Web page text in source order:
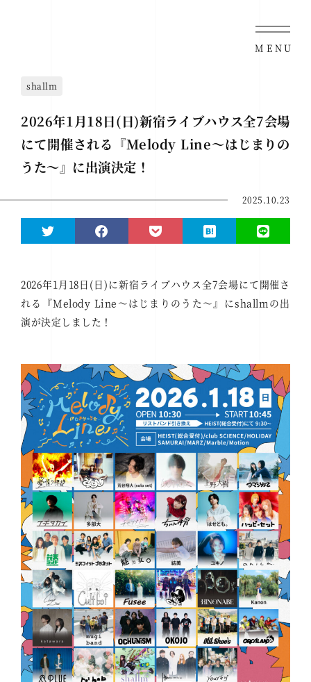
MENU
shallm
2026年1月18日(日)新宿ライブハウス全7会場
にて開催される『Melody Line～はじまりの
うた～』に出演決定！
2025.10.23
2026年1月18日(日)に新宿ライブハウス全7会場にて開催さ
れる『Melody Line～はじまりのうた～』にshallmの出
演が決定しました！